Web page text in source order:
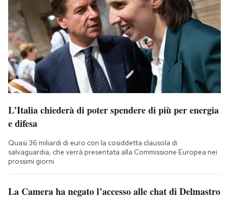
L’Italia chiederà di poter spendere di più per energia
e difesa
Quasi 36 miliardi di euro con la cosiddetta clausola di
salvaguardia, che verrà presentata alla Commissione Europea nei
prossimi giorni
La Camera ha negato l’accesso alle chat di Delmastro